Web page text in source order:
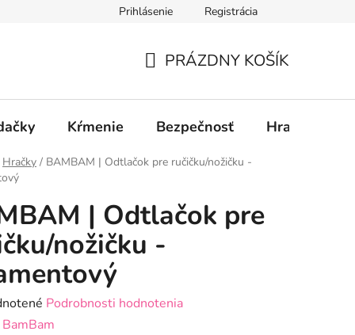
Prihlásenie Registrácia
KOŠÍK
PRÁZDNY KOŠÍK
Kŕmenie Bezpečnosť Hračky
Hračky / BAMBAM | Odtlačok pre ručičku/nožičku -
| Odtlačok pre
nožičku -
Podrobnosti hodnotenia
BamBam